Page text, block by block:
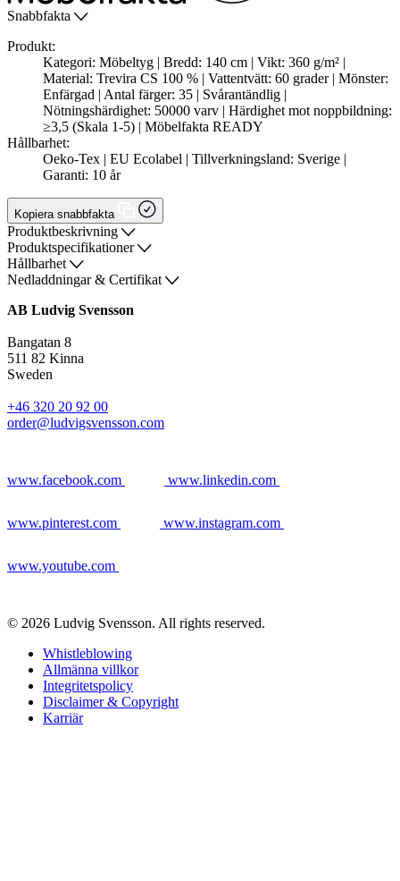
Snabbfakta
Produkt:
Kategori: Möbeltyg | Bredd: 140 cm | Vikt: 360 g/m² |
Material: Trevira CS 100 % | Vattentvätt: 60 grader | Mönster:
Enfärgad | Antal färger: 35 | Svårantändlig |
Nötningshärdighet: 50000 varv | Härdighet mot noppbildning:
≥3,5 (Skala 1-5) | Möbelfakta READY
Hållbarhet:
Oeko-Tex | EU Ecolabel | Tillverkningsland: Sverige |
Garanti: 10 år
Kopiera snabbfakta
Produktbeskrivning
Produktspecifikationer
Hållbarhet
Nedladdningar & Certifikat
AB Ludvig Svensson
Bangatan 8
511 82 Kinna
Sweden
+46 320 20 92 00
order@ludvigsvensson.com
www.facebook.com www.linkedin.com
www.pinterest.com www.instagram.com
www.youtube.com
© 2026 Ludvig Svensson. All rights reserved.
Whistleblowing
Allmänna villkor
Integritetspolicy
Disclaimer & Copyright
Karriär